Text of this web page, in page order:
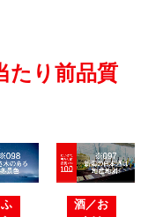
たり前品質
酒／お